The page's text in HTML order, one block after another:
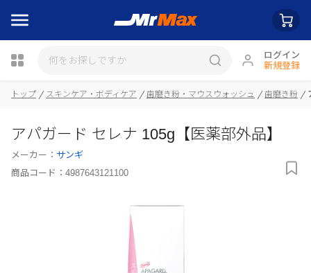
ログイン
新規登録
トップ スキンケア・ボディケア 歯磨き粉・マウスウォッシュ 歯磨き粉
アパガード セレナ 105g【医薬部外品】
メーカー： サンギ
商品コード： 4987643121100